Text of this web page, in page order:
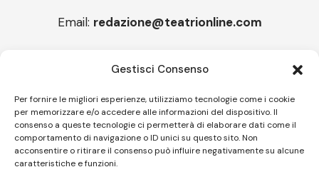
Gestisci Consenso
Per fornire le migliori esperienze, utilizziamo tecnologie come i cookie
per memorizzare e/o accedere alle informazioni del dispositivo. Il
consenso a queste tecnologie ci permetterà di elaborare dati come il
comportamento di navigazione o ID unici su questo sito. Non
acconsentire o ritirare il consenso può influire negativamente su alcune
caratteristiche e funzioni.
Email: redazione@teatrionline.com
“Armonie d’arte” attende Joey Calderazzo